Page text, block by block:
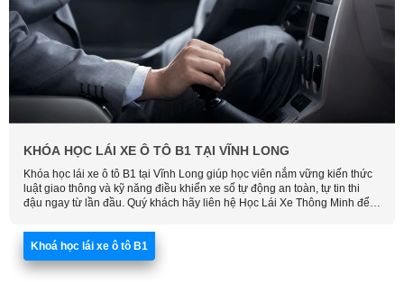
KHÓA HỌC LÁI XE Ô TÔ B1 TẠI VĨNH LONG
Khóa học lái xe ô tô B1 tại Vĩnh Long giúp học viên nắm vững kiến thức
luật giao thông và kỹ năng điều khiển xe số tự động an toàn, tự tin thi
đậu ngay từ lần đầu. Quý khách hãy liên hệ Học Lái Xe Thông Minh để
khách.
Khoá học lái xe ô tô B1